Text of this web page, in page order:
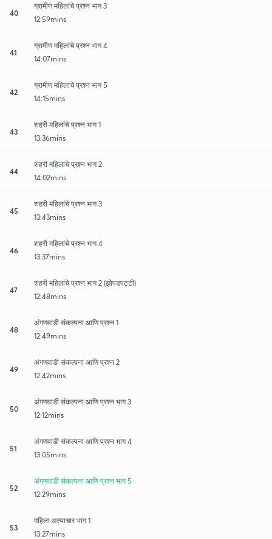
40
ग्रामीण महिलांचे प्रश्न भाग 3
12:59mins
41
ग्रामीण महिलांचे प्रश्न भाग 4
14:07mins
42
ग्रामीण महिलांचे प्रश्न भाग 5
14:15mins
43
शहरी महिलांचे प्रश्न भाग 1
13:36mins
44
शहरी महिलांचे प्रश्न भाग 2
14:02mins
45
शहरी महिलांचे प्रश्न भाग 3
13:43mins
46
शहरी महिलांचे प्रश्न भाग 4
13:37mins
47
शहरी महिलांचे प्रश्न भाग 2 (झोपडपट्टी)
12:48mins
48
अंगणवाडी संकल्पना आणि प्रश्न 1
12:49mins
49
अंगणवाडी संकल्पना आणि प्रश्न 2
12:42mins
50
अंगणवाडी संकल्पना आणि प्रश्न भाग 3
12:12mins
51
अंगणवाडी संकल्पना आणि प्रश्न भाग 4
13:05mins
52
अंगणवाडी संकल्पना आणि प्रश्न भाग 5
12:29mins
53
महिला अत्याचार भाग 1
13:27mins